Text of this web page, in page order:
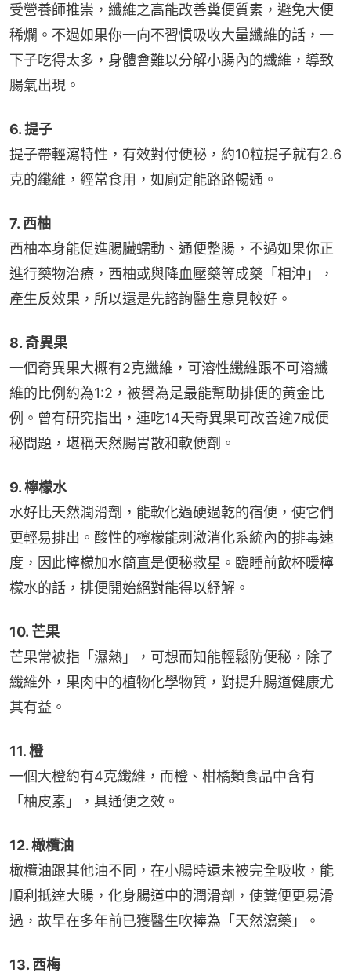
受營養師推崇，纖維之高能改善糞便質素，避免大便
稀爛。不過如果你一向不習慣吸收大量纖維的話，一
下子吃得太多，身體會難以分解小腸內的纖維，導致
腸氣出現。
6. 提子
提子帶輕瀉特性，有效對付便秘，約10粒提子就有2.6
克的纖維，經常食用，如廁定能路路暢通。
7. 西柚
西柚本身能促進腸臟蠕動、通便整腸，不過如果你正
進行藥物治療，西柚或與降血壓藥等成藥「相沖」，
產生反效果，所以還是先諮詢醫生意見較好。
8. 奇異果
一個奇異果大概有2克纖維，可溶性纖維跟不可溶纖
維的比例約為1:2，被譽為是最能幫助排便的黃金比
例。曾有研究指出，連吃14天奇異果可改善逾7成便
秘問題，堪稱天然腸胃散和軟便劑。
9. 檸檬水
水好比天然潤滑劑，能軟化過硬過乾的宿便，使它們
更輕易排出。酸性的檸檬能刺激消化系統內的排毒速
度，因此檸檬加水簡直是便秘救星。臨睡前飲杯暖檸
檬水的話，排便開始絕對能得以紓解。
10. 芒果
芒果常被指「濕熱」，可想而知能輕鬆防便秘，除了
纖維外，果肉中的植物化學物質，對提升腸道健康尤
其有益。
11. 橙
一個大橙約有4克纖維，而橙、柑橘類食品中含有
「柚皮素」，具通便之效。
12. 橄欖油
橄欖油跟其他油不同，在小腸時還未被完全吸收，能
順利抵達大腸，化身腸道中的潤滑劑，使糞便更易滑
過，故早在多年前已獲醫生吹捧為「天然瀉藥」。
13. 西梅